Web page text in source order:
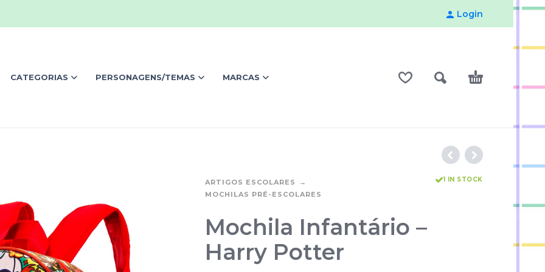
Login
CATEGORIAS PERSONAGENS/TEMAS MARCAS
ARTIGOS ESCOLARES
MOCHILAS PRÉ-ESCOLARES
1 IN STOCK
Mochila Infantário –
Harry Potter